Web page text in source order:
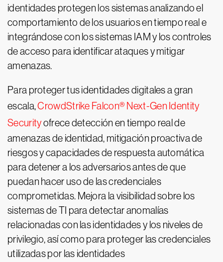
identidades protegen los sistemas analizando el
comportamiento de los usuarios en tiempo real e
integrándose con los sistemas IAM y los controles
de acceso para identificar ataques y mitigar
amenazas.
Para proteger tus identidades digitales a gran
escala,CrowdStrike Falcon® Next-Gen Identity
Securityofrece detección en tiempo real de
amenazas de identidad, mitigación proactiva de
riesgos y capacidades de respuesta automática
para detener a los adversarios antes de que
puedan hacer uso de las credenciales
comprometidas. Mejora la visibilidad sobre los
sistemas de TI para detectar anomalías
relacionadas con las identidades y los niveles de
privilegio, así como para proteger las credenciales
utilizadas por las identidades